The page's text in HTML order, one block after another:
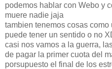
podemos hablar con Webo y
muere nadie jaja
tambien tenemos cosas
puede tener un sentido o no
casi nos vamos a la guerra,
de pagar la primer cuota del
porsupuesto el final de los